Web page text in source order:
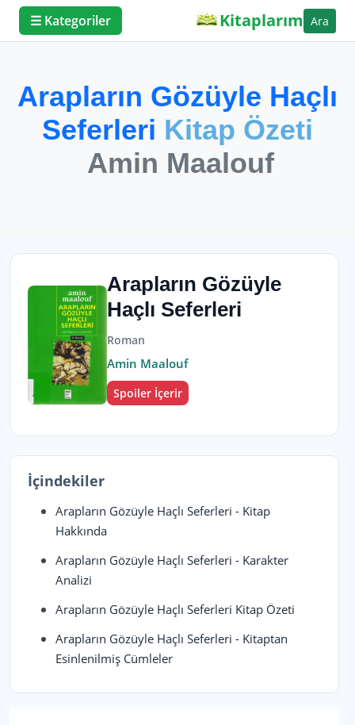
☰ Kategoriler Kitaplarım Ara
Arapların Gözüyle Haçlı
Seferleri Kitap Özeti
Amin Maalouf
Arapların Gözüyle
Haçlı Seferleri
Roman
Amin Maalouf
Spoiler İçerir
İçindekiler
Arapların Gözüyle Haçlı Seferleri - Kitap
Hakkında
Arapların Gözüyle Haçlı Seferleri - Karakter
Analizi
Arapların Gözüyle Haçlı Seferleri Kitap Özeti
Arapların Gözüyle Haçlı Seferleri - Kitaptan
Esinlenilmiş Cümleler